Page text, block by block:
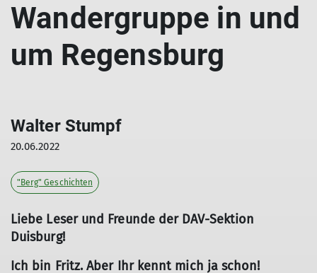
Wandergruppe in und
um Regensburg
Walter Stumpf
20.06.2022
"Berg" Geschichten
Liebe Leser und Freunde der DAV-Sektion
Duisburg!
Ich bin Fritz. Aber Ihr kennt mich ja schon!